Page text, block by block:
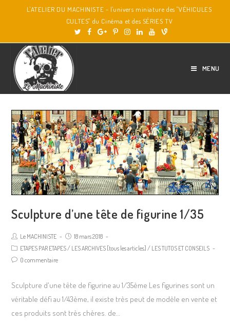
L'ATELIER DU MACHINISTE - l'univers miniature des "VÉHICULES
CULTES" du Cinéma et des SÉRIES TV
MENU
Sculpture d’une tête de figurine 1/35
Le MACHINISTE
18 mars 2018
ETAPES PAR ETAPES/ LES ARCHIVES [tous les articles] / LES TUTOS ET CONSEILS
0 commentaire
Sculpture d'une tête de figurine au 1/35ème Les figurines sont un
véritable défi au 1/43ème, il existe très peut de modèle en vente et
ces produits sont très chères. de…